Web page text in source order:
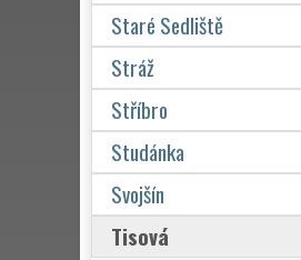
Staré Sedliště
Stráž
Stříbro
Studánka
Svojšín
Tisová